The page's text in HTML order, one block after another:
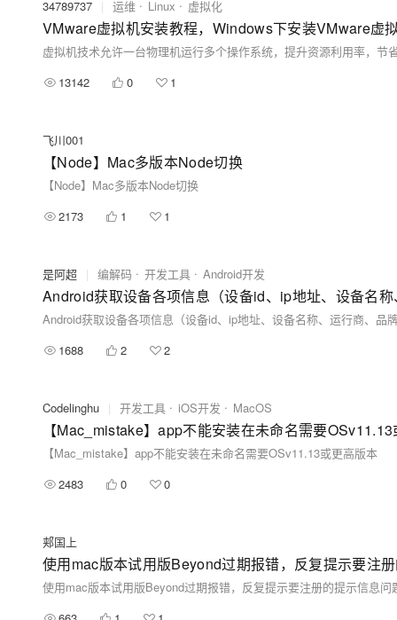
34789737 | 运维 Linux 虚拟化
VMware虚拟机安装教程，Windows下安装VMware虚
13142 0 1
飞川001
【Node】Mac多版本Node切换
【Node】Mac多版本Node切换
2173
1 1
是阿超 | 编解码 开发工具 Android开发
1688 2 2
Codelinghu | 开发工具 iOS开发 MacOS
【Mac_mistake】app不能安装在未命名需要
【Mac_mistake】app不能安装在未命名需要OSv11.13或更高版本
2483
0 0
郏国上
使用mac版本试用版Beyond过期报错，反复提示要注
使用mac版本试用版Beyond过期报错，反复提示要注册的提示信息问